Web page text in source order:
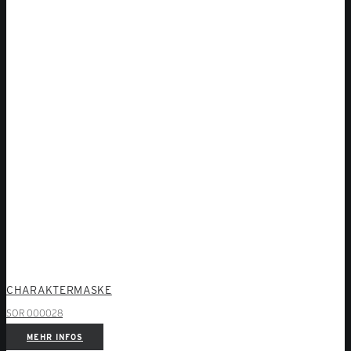
CHARAKTERMASKE
SOR 000028
MEHR INFOS